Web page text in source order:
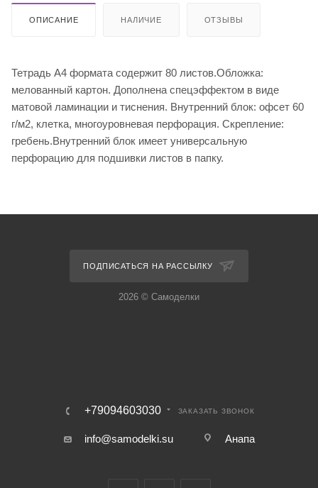
ОПИСАНИЕ НАЛИЧИЕ ОТЗЫВЫ
Тетрадь А4 формата содержит 80 листов.Обложка:
мелованный картон. Дополнена спецэффектом в виде
матовой ламинации и тиснения. Внутренний блок: офсет 60
г/м2, клетка, многоуровневая перфорация. Скрепление:
гребень.Внутренний блок имеет универсальную
перфорацию для подшивки листов в папку.
ПОДПИСАТЬСЯ НА РАССЫЛКУ
2026 © Самоделки
+79094603030 ЗАКАЗАТЬ ЗВОНОК
info@samodelki.su Анапа